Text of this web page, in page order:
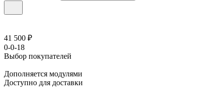
41 500 ₽
0-0-18
Выбор покупателей
Дополняется модулями
Доступно для доставки